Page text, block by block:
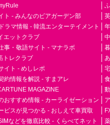
ト - みんなのビアガーデン部
ラマ情報 - 韓流エンターテイメント
エットクラブ
事・敬語サイト - マナラボ
トレクラブ
イト - めしレポ
約情報を解説 - すまアレ
MAGAZINE
おすすめ情報 - カーライゼーション
ビスが見つかる - おしえて車買取
などを徹底比較 - くらべてネット